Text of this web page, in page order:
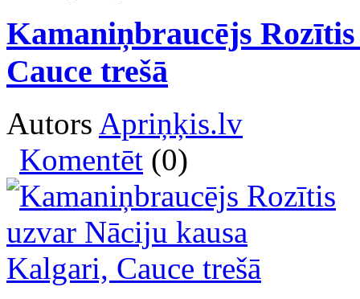
Kamaniņbraucējs
Cauce trešā
Autors Apriņķis.lv
Komentēt (0)